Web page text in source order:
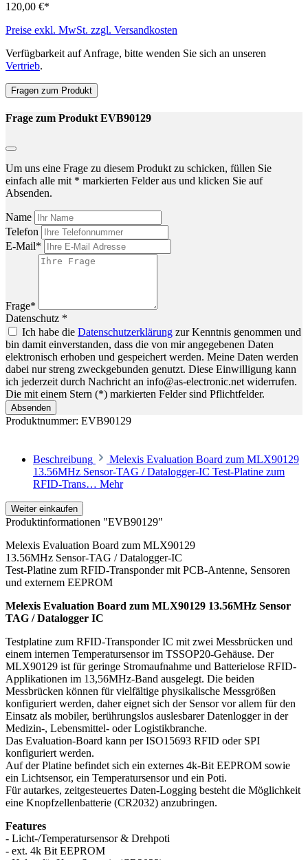
120,00 €*
Preise exkl. MwSt. zzgl. Versandkosten
Verfügbarkeit auf Anfrage, bitte wenden Sie sich an unseren
Vertrieb.
Fragen zum Produkt
Frage zum Produkt EVB90129
Um uns eine Frage zu diesem Produkt zu schicken, füllen Sie
einfach alle mit * markierten Felder aus und klicken Sie auf
Absenden.
Name
Telefon
E-Mail*
Frage*
Datenschutz *
Ich habe die Datenschutzerklärung zur Kenntnis genommen und
bin damit einverstanden, dass die von mir angegebenen Daten
elektronisch erhoben und gespeichert werden. Meine Daten werden
dabei nur streng zweckgebunden genutzt. Diese Einwilligung kann
ich jederzeit durch Nachricht an info@as-electronic.net widerrufen.
Die mit einem Stern (*) markierten Felder sind Pflichtfelder.
Absenden
Produktnummer: EVB90129
Beschreibung
Melexis Evaluation Board zum MLX90129
13.56MHz Sensor-TAG / Datalogger-IC Test-Platine zum
RFID-Trans… Mehr
Weiter einkaufen
Produktinformationen "EVB90129"
Melexis Evaluation Board zum MLX90129
13.56MHz Sensor-TAG / Datalogger-IC
Test-Platine zum RFID-Transponder mit PCB-Antenne, Sensoren
und externem EEPROM
Melexis Evaluation Board zum MLX90129 13.56MHz Sensor
TAG / Datalogger IC
Testplatine zum RFID-Transponder IC mit zwei Messbrücken und
einem internen Temperatursensor im TSSOP20-Gehäuse. Der
MLX90129 ist für geringe Stromaufnahme und Batterielose RFID-
Applikationen im 13,56MHz-Band ausgelegt. Die beiden
Messbrücken können für vielfältige physikalische Messgrößen
konfiguriert werden, daher eignet sich der Sensor vor allem für den
Einsatz als mobiler, berührungslos auslesbarer Datenlogger in der
Medizin-, Lebensmittel- oder Logistikbranche.
Das Evaluation-Board kann per ISO15693 RFID oder SPI
konfiguriert werden.
Auf der Platine befindet sich ein externes 4k-Bit EEPROM sowie
ein Lichtsensor, ein Temperatursensor und ein Poti.
Für autarkes, zeitgesteuertes Daten-Logging besteht die Möglichkeit
eine Knopfzellenbatterie (CR2032) anzubringen.
Features
- Licht-/Temperatursensor & Drehpoti
- ext. 4k Bit EEPROM